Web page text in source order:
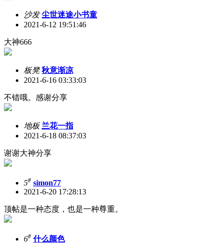
沙发 尘世迷途小书童
2021-6-12 19:51:46
大神666
板凳 秋意渐凉
2021-6-16 03:33:03
不错哦。感谢分享
地板 兰花一指
2021-6-18 08:37:03
谢谢大神分享
5# simon77
2021-6-20 17:28:13
顶帖是一种态度，也是一种尊重。
6# 什么颜色